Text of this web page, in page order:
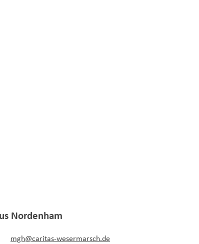
Nordenham
mgh@caritas-wesermarsch.de